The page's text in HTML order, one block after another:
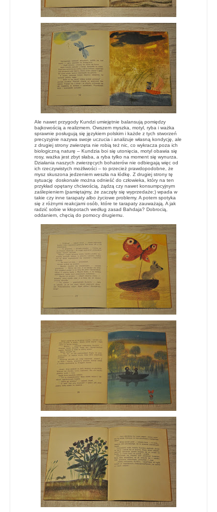
Ale nawet przygody Kundzi umiejętnie balansują pomiędzy
bajkowością a realizmem. Owszem myszka, motyl, ryba i ważka
sprawnie posługują się językiem polskim i każde z tych stworzeń
precyzyjnie nazywa swoje uczucia i analizuje własną kondycję, ale
z drugiej strony zwierzęta nie robią też nic, co wykracza poza ich
biologiczną naturę – Kundzia boi się utonięcia, motyl obawia się
rosy, ważka jest zbyt słaba, a ryba tylko na moment się wynurza.
Działania naszych zwierzęcych bohaterów nie odbiegają więc od
ich rzeczywistych możliwości – to przecież prawdopodobne, że
mysz skuszona jedzeniem weszła na łódkę. Z drugiej strony tę
sytuację doskonale można odnieść do człowieka, który na ten
przykład opętany chciwością, żądzą czy nawet konsumpcyjnym
zaślepieniem (pamiętajmy, że zaczęły się wyprzedaże;) wpada w
takie czy inne tarapaty albo życiowe problemy. A potem spotyka
się z różnymi reakcjami osób, które te tarapaty zauważają. A jak
radzić sobie w kłopotach według zasad Bahdaja? Dobrocią,
oddaniem, chęcią do pomocy drugiemu.